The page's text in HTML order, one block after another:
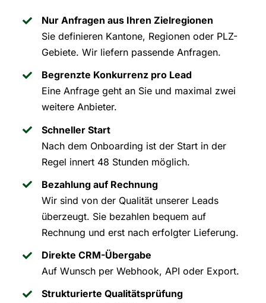
Nur Anfragen aus Ihren Zielregionen
Sie definieren Kantone, Regionen oder PLZ-
Gebiete. Wir liefern passende Anfragen.
Begrenzte Konkurrenz pro Lead
Eine Anfrage geht an Sie und maximal zwei
weitere Anbieter.
Schneller Start
Nach dem Onboarding ist der Start in der
Regel innert 48 Stunden möglich.
Bezahlung auf Rechnung
Wir sind von der Qualität unserer Leads
überzeugt. Sie bezahlen bequem auf
Rechnung und erst nach erfolgter Lieferung.
Direkte CRM-Übergabe
Auf Wunsch per Webhook, API oder Export.
Strukturierte Qualitätsprüfung